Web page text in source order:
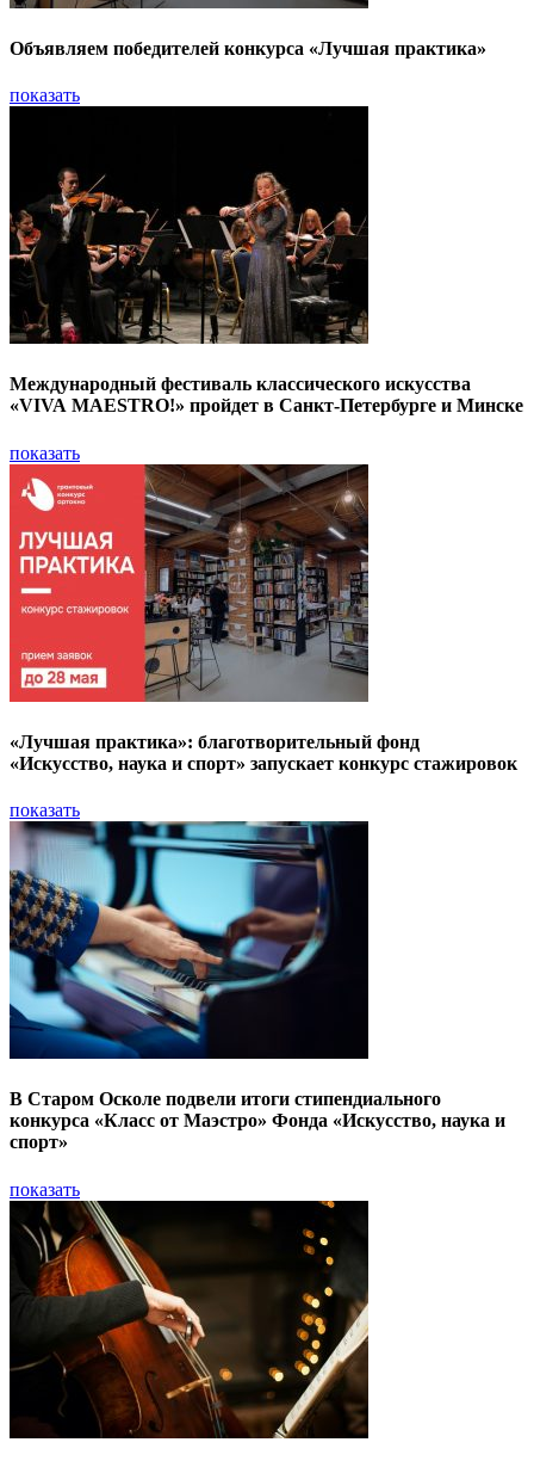
Объявляем победителей конкурса «Лучшая практика»
показать
Международный фестиваль классического искусства
«VIVA MAESTRO!» пройдет в Санкт-Петербурге и Минске
показать
«Лучшая практика»: благотворительный фонд
«Искусство, наука и спорт» запускает конкурс стажировок
показать
В Старом Осколе подвели итоги стипендиального
конкурса «Класс от Маэстро» Фонда «Искусство, наука и
спорт»
показать